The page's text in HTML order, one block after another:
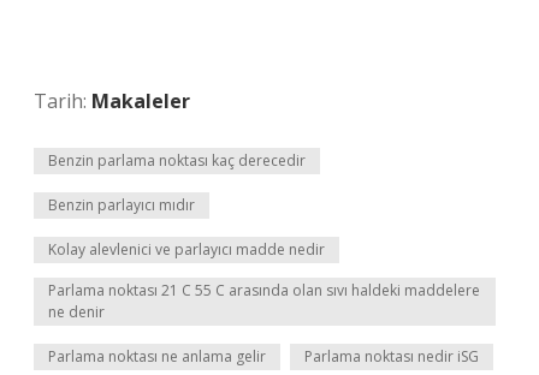
Tarih: Makaleler
Benzin parlama noktası kaç derecedir
Benzin parlayıcı mıdır
Kolay alevlenici ve parlayıcı madde nedir
Parlama noktası 21 C 55 C arasında olan sıvı haldeki maddelere
ne denir
Parlama noktası ne anlama gelir Parlama noktası nedir iSG